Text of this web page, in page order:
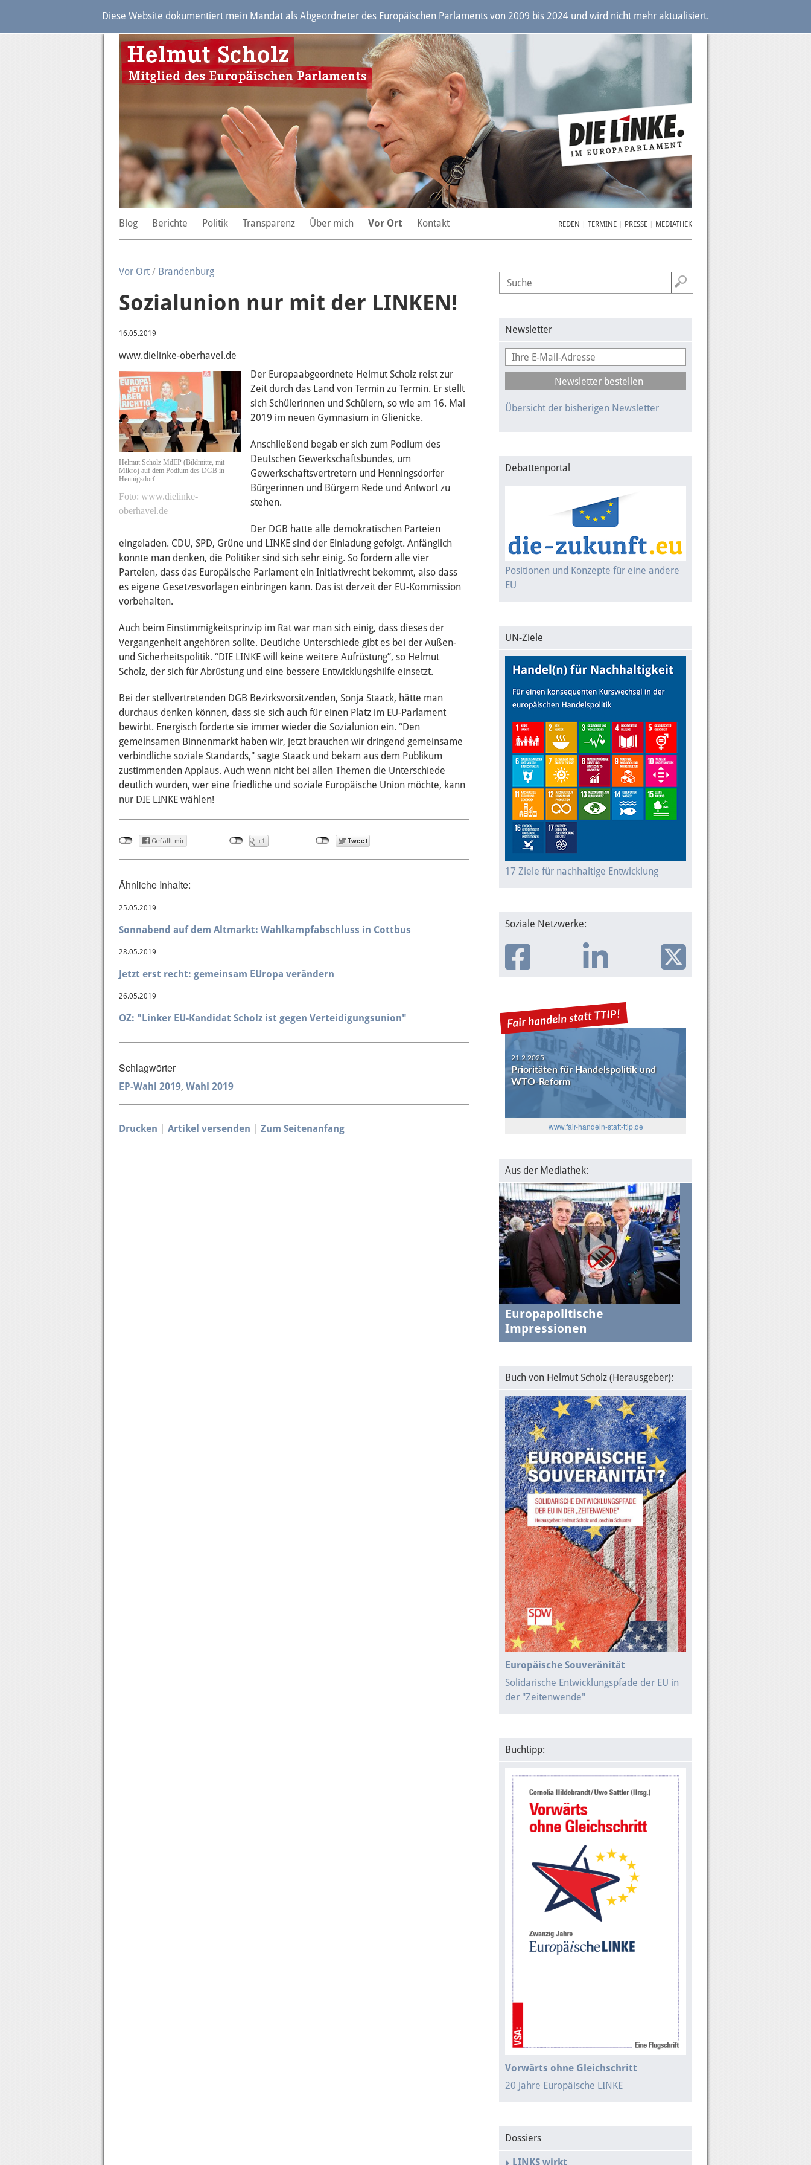
Diese Website dokumentiert mein Mandat als Abgeordneter des Europäischen Parlaments von 2009 bis 2024 und wird nicht mehr aktualisiert.
Blog Berichte Politik Transparenz Über mich Vor Ort Kontakt REDEN TERMINE PRESSE MEDIATHEK
Vor Ort / Brandenburg
Sozialunion nur mit der LINKEN!
16.05.2019
www.dielinke-oberhavel.de
Helmut Scholz MdEP (Bildmitte, mit
Mikro) auf dem Podium des DGB in
Hennigsdorf
www.dielinke-
oberhavel.de
Der Europaabgeordnete Helmut Scholz reist zur
Zeit durch das Land von Termin zu Termin. Er stellt
sich Schülerinnen und Schülern, so wie am 16. Mai
2019 im neuen Gymnasium in Glienicke.
Anschließend begab er sich zum Podium des
Deutschen Gewerkschaftsbundes, um
Gewerkschaftsvertretern und Henningsdorfer
Bürgerinnen und Bürgern Rede und Antwort zu
stehen.
Der DGB hatte alle demokratischen Parteien
eingeladen. CDU, SPD, Grüne und LINKE sind der Einladung gefolgt. Anfänglich
konnte man denken, die Politiker sind sich sehr einig. So fordern alle vier
Parteien, dass das Europäische Parlament ein Initiativrecht bekommt, also dass
es eigene Gesetzesvorlagen einbringen kann. Das ist derzeit der EU-Kommission
vorbehalten.
Auch beim Einstimmigkeitsprinzip im Rat war man sich einig, dass dieses der
Vergangenheit angehören sollte. Deutliche Unterschiede gibt es bei der Außen-
und Sicherheitspolitik. “DIE LINKE will keine weitere Aufrüstung”, so Helmut
Scholz, der sich für Abrüstung und eine bessere Entwicklungshilfe einsetzt.
Bei der stellvertretenden DGB Bezirksvorsitzenden, Sonja Staack, hätte man
durchaus denken können, dass sie sich auch für einen Platz im EU-Parlament
bewirbt. Energisch forderte sie immer wieder die Sozialunion ein. “Den
gemeinsamen Binnenmarkt haben wir, jetzt brauchen wir dringend gemeinsame
verbindliche soziale Standards," sagte Staack und bekam aus dem Publikum
zustimmenden Applaus. Auch wenn nicht bei allen Themen die Unterschiede
deutlich wurden, wer eine friedliche und soziale Europäische Union möchte, kann
nur DIE LINKE wählen!
Ähnliche Inhalte:
25.05.2019
Sonnabend auf dem Altmarkt: Wahlkampfabschluss in Cottbus
28.05.2019
Jetzt erst recht: gemeinsam EUropa verändern
26.05.2019
OZ: "Linker EU-Kandidat Scholz ist gegen Verteidigungsunion"
Schlagwörter
EP-Wahl 2019 Wahl 2019
Drucken Artikel versenden Zum Seitenanfang
Newsletter
Übersicht der bisherigen Newsletter
Debattenportal
Positionen und Konzepte für eine andere
EU
UN-Ziele
17 Ziele für nachhaltige Entwicklung
Soziale Netzwerke:
21.2.2025
Prioritäten für Handelspolitik und
WTO-Reform
www.fair-handeln-statt-ttip.de
Aus der Mediathek:
Europapolitische
Impressionen
Buch von Helmut Scholz (Herausgeber):
Europäische Souveränität
Solidarische Entwicklungspfade der EU in
der "Zeitenwende"
Buchtipp:
Vorwärts ohne Gleichschritt
20 Jahre Europäische LINKE
Dossiers
LINKS wirkt